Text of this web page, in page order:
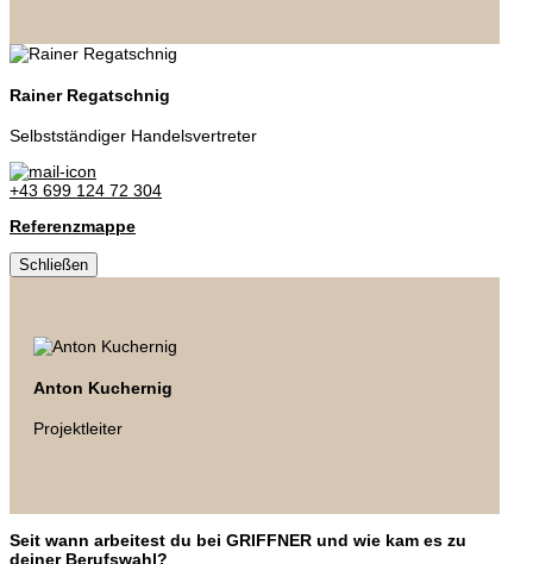
Rainer Regatschnig
Selbstständiger Handelsvertreter
+43 699 124 72 304
Referenzmappe
Schließen
Anton Kuchernig
Projektleiter
Seit wann arbeitest du bei GRIFFNER und wie kam es zu
deiner Berufswahl?